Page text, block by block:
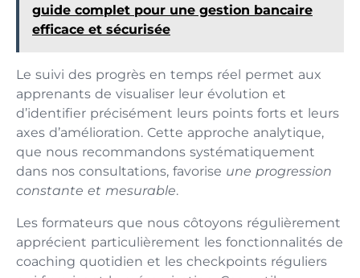
guide complet pour une gestion bancaire
efficace et sécurisée
Le suivi des progrès en temps réel permet aux
apprenants de visualiser leur évolution et
d’identifier précisément leurs points forts et leurs
axes d’amélioration. Cette approche analytique,
que nous recommandons systématiquement
dans nos consultations, favorise une progression
constante et mesurable.
Les formateurs que nous côtoyons régulièrement
apprécient particulièrement les fonctionnalités de
coaching quotidien et les checkpoints réguliers